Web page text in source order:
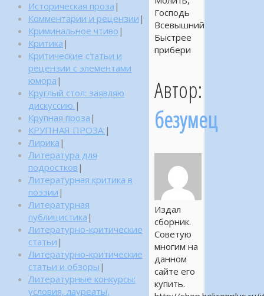
Господь
Всевышний
Быстрее
прибери
Автор:
безумец
Издал
сборник.
Советую
многим на
данном
сайте его
купить.
Историческая проза |
Комментарии и рецензии |
Криминальное чтиво |
Критика |
Критические статьи и
рецензии с элементами
юмора |
Круглый стол: заявляю
дискуссию. |
Крупная проза |
КРУПНАЯ ПРОЗА: |
Лирика |
Литература для
подростков |
Литературная критика в
поэзии |
Литературная
публицистика |
Литературно-критические
статьи |
Литературно-критические
статьи и обзоры |
Литературные конкурсы:
условия, лауреаты,